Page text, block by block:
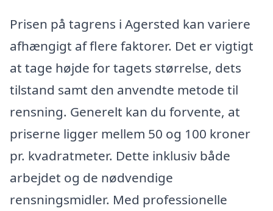
Prisen på tagrens i Agersted kan variere
afhængigt af flere faktorer. Det er vigtigt
at tage højde for tagets størrelse, dets
tilstand samt den anvendte metode til
rensning. Generelt kan du forvente, at
priserne ligger mellem 50 og 100 kroner
pr. kvadratmeter. Dette inklusiv både
arbejdet og de nødvendige
rensningsmidler. Med professionelle